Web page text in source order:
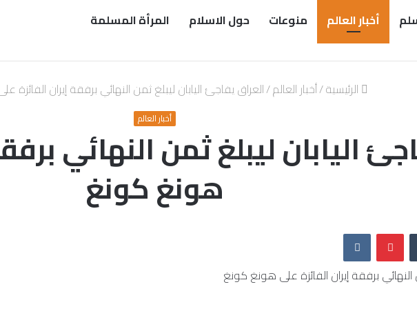
أخبار العالم منوعات حول الاسلام المرأة المسلمة
الرئيسية/أخبار العالم/العراق يفاجئ اليابان ليبلغ ثمن النهائي برفقة إيران
أخبار العالم
اليابان ليبلغ ثمن النهائي
هونغ كونغ
بينتيريست